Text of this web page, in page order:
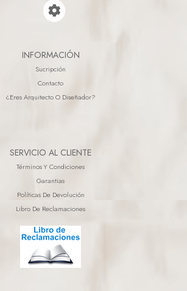
INFORMACIÓN
Sucripción
Contacto
¿eres Arquitecto O Diseñador?
SERVICIO AL CLIENTE
Términos Y Condiciones
Garantias
Políticas De Devolución
Libro De Reclamaciones